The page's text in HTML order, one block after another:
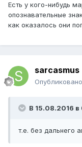
Есть у кого-нибудь
опознавательные
как оказалось они
sarcasmus
Опубликовано
В 15.08.2016
т.е. без дальнего